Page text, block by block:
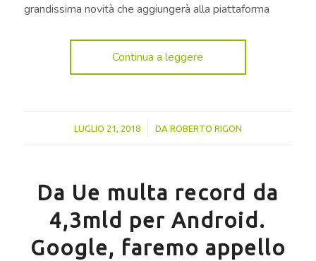
grandissima novità che aggiungerà alla piattaforma
Continua a leggere
LUGLIO 21, 2018
/ DA ROBERTO RIGON
Da Ue multa record da
4,3mld per Android.
Google, faremo appello